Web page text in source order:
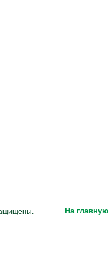
На главную